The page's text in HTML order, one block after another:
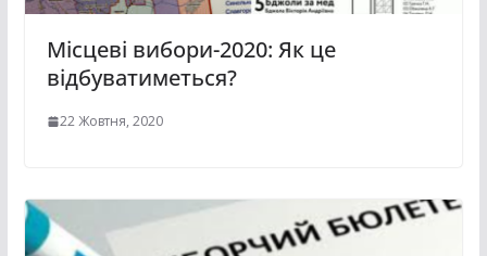
Місцеві вибори-2020: Як це
відбуватиметься?
22 Жовтня, 2020